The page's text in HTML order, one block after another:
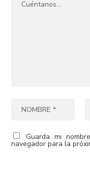
Guarda mi
navegador para la